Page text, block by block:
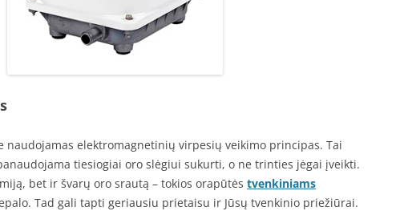
naudojamas elektromagnetinių virpesių veikimo principas. Tai
tiesiogiai oro slėgiui sukurti, o ne trinties jėgai įveikti.
bet ir švarų oro srautą – tokios orapūtės tvenkiniams
Tad gali tapti geriausiu prietaisu ir Jūsų tvenkinio priežiūrai.